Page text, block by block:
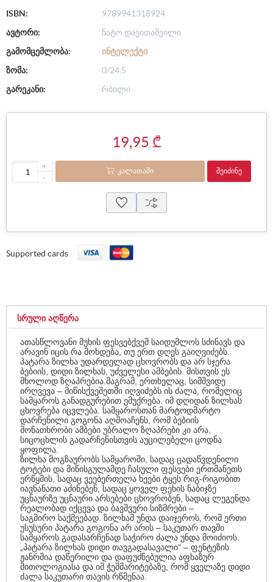
ISBN:
9789941318924
ავტორი:
ნატო დავითაშვილი
გამომცემლობა:
ᲘᲜᲢᲔᲚᲔᲥᲢᲘ
ზომა:
0/24,5
გარეკანი:
რბილი
19,95 ₾
+
-
ᲙᲐᲚᲐᲗᲐᲨᲘ ᲨᲔᲘᲫᲘᲜᲔ
Supported cards
ᲡᲠᲣᲚᲘ ᲐᲦᲬᲔᲠᲐ
ათასწლოვანი მუხის ფესვებქვეშ საიდუმლოს სძინავს და
არავინ იცის რა მოხდება, თუ ერთ დღეს გაიღვიძებს.
პატარა ზილხა უდარდელად ცხოვრობს და არ სჯერა
ბებიის, დიდი ზილხას, უძველესი ამბების. მისთვის ეს
მხოლოდ ზღაპრებია.მაგრამ, ერთხელაც, სიმშვიდე
ირღვევა – მიწისქვეშეთში იღვიძებს ის ძალა, რომელიც
სამყაროს განადგურებით ემუქრება. იმ დღიდან ზილხას
ცხოვრება იცვლება. სამყაროსთან მარტოდმარტო
დარჩენილი გოგონა აღმოაჩენს, რომ ბებიის
მონათხრობი ამბები უბრალო ზღაპრები კი არა,
სიცოცხლის გადარჩენისთვის აუცილებელი ცოდნა
ყოფილა.
ზილხა მოგზაურობს სამყაროში, სადაც ცადაწვდენილი
ტოტები და მიწისგულამდე ჩასული ფესვები ერთმანეთს
ერწყმის, სადაც ვეებერთელა ხეები ტყეს რიგ-რიგობით
იავნანათი აძინებენ, სადაც ყოველ ფეხის ნაბიჯზე
უცნაურზე უცნაური არსებები ცხოვრობენ, სადაც ლეგენდა
რეალობად იქცევა და ბავშვური სიზმრები –
საგმირო საქმეებად. ზილხამ უნდა დაიჯეროს, რომ ერთი
უსუსური პატარა გოგონა არ არის – საკუთარ თავში
სამყაროს გადასარჩენად საჭირო ძალა უნდა მოიძიოს.
„პატარა ზილხას დიდი თავგადასავალი“ – ფენტეზის
ჟანრშია დაწერილი და დაფუძნებულია აფხაზურ
მითოლოგიასა და იმ ჭეშმარიტებაზე, რომ ყველაზე დიდი
ძალა საკუთარი თავის რწმენაა.